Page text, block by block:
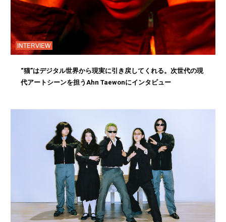
INTERVIEW
“猫”はデジタル世界から現実に引き戻してくれる。次世代の現
代アートシーンを担うAhn Taewonにインタビュー